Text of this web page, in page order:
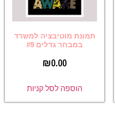
תמונת מוטיבציה למשרד
במבחר גדלים #9
₪0.00
הוספה לסל קניות